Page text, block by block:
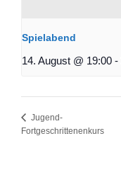
Spielabend
14. August @ 19:00 -
Jugend-
Fortgeschrittenenkurs